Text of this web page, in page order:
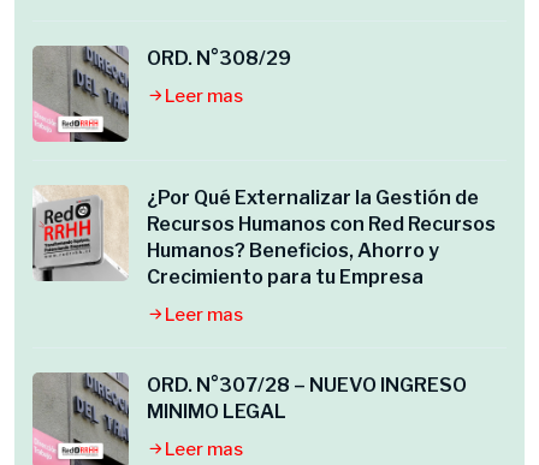
ORD. N°308/29
Leer mas
¿Por Qué Externalizar la Gestión de
Recursos Humanos con Red Recursos
Humanos? Beneficios, Ahorro y
Crecimiento para tu Empresa
Leer mas
ORD. N°307/28 – NUEVO INGRESO
MINIMO LEGAL
Leer mas